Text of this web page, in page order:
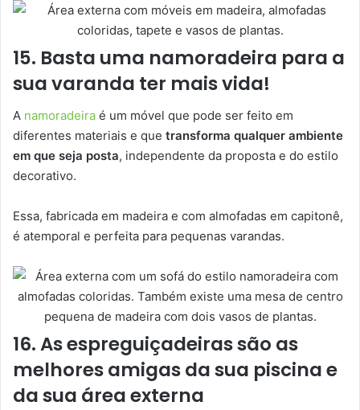
15. Basta uma namoradeira para a
sua varanda ter mais vida!
A namoradeira é um móvel que pode ser feito em
diferentes materiais e que transforma qualquer ambiente
em que seja posta, independente da proposta e do estilo
decorativo.
Essa, fabricada em madeira e com almofadas em capitonê,
é atemporal e perfeita para pequenas varandas.
16. As espreguiçadeiras são as
melhores amigas da sua piscina e
da sua área externa